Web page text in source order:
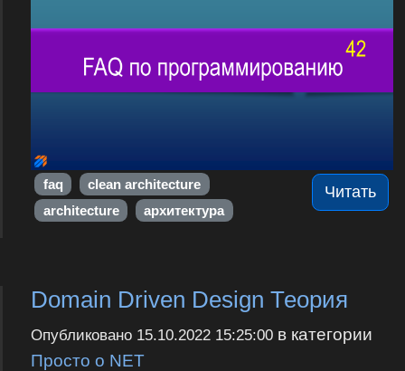
Читать
faq
clean architecture
architecture
архитектура
Domain Driven Design Теория
Опубликовано 15.10.2022 15:25:00в категории
Просто о NET